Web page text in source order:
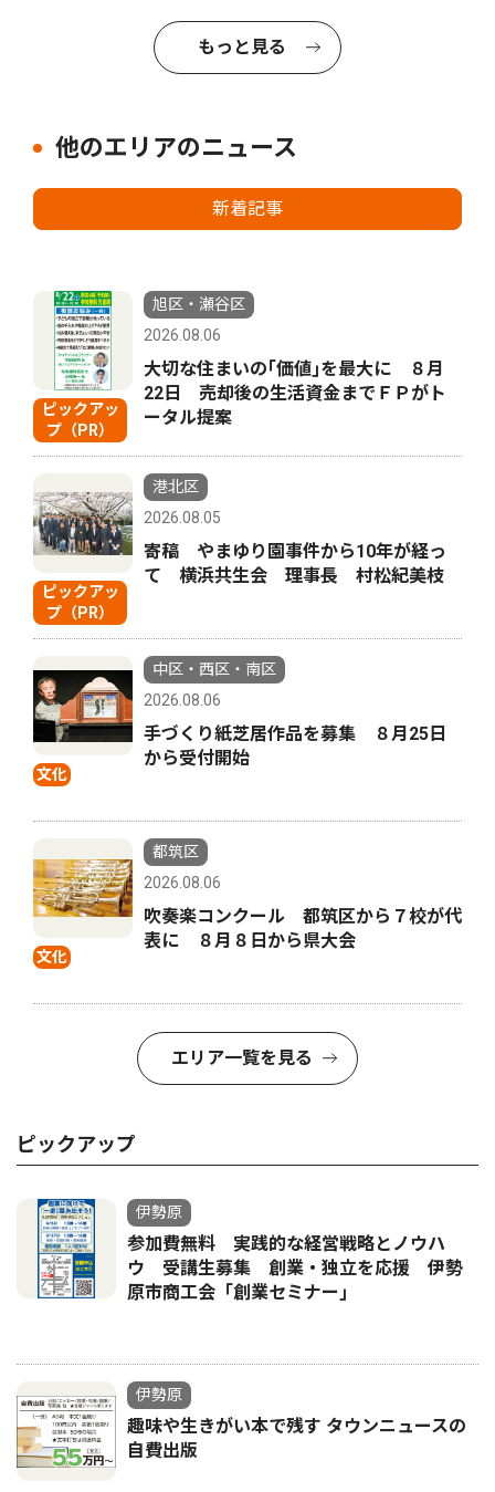
もっと見る
他のエリアのニュース
新着記事
ピックアッ
プ（PR）
旭区・瀬谷区
2026.08.06
大切な住まいの｢価値｣を最大に ８月
22日 売却後の生活資金までＦＰがト
ータル提案
ピックアッ
プ（PR）
港北区
2026.08.05
寄稿 やまゆり園事件から10年が経っ
て 横浜共生会 理事長 村松紀美枝
文化
中区・西区・南区
2026.08.06
手づくり紙芝居作品を募集 ８月25日
から受付開始
文化
都筑区
2026.08.06
吹奏楽コンクール 都筑区から７校が代
表に ８月８日から県大会
エリア一覧を見る
ピックアップ
伊勢原
参加費無料 実践的な経営戦略とノウハ
ウ 受講生募集 創業・独立を応援 伊勢
原市商工会「創業セミナー｣
伊勢原
趣味や生きがい本で残す タウンニュースの
自費出版